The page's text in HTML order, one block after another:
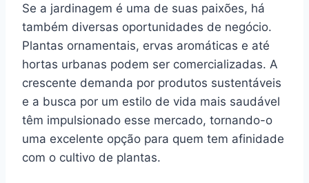
Se a jardinagem é uma de suas paixões, há
também diversas oportunidades de negócio.
Plantas ornamentais, ervas aromáticas e até
hortas urbanas podem ser comercializadas. A
crescente demanda por produtos sustentáveis
e a busca por um estilo de vida mais saudável
têm impulsionado esse mercado, tornando-o
uma excelente opção para quem tem afinidade
com o cultivo de plantas.